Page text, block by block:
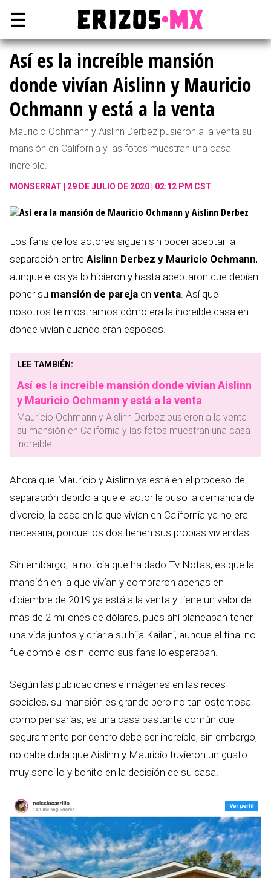
☰
Así es la increíble mansión
donde vivían Aislinn y Mauricio
Ochmann y está a la venta
Mauricio Ochmann y Aislinn Derbez pusieron a la venta su
mansión en California y las fotos muestran una casa
increíble.
MONSERRAT 29 DE JULIO DE 2020 | 02:12 PM CST
Los fans de los actores siguen sin poder aceptar la
separación entre Aislinn Derbez y Mauricio Ochmann,
aunque ellos ya lo hicieron y hasta aceptaron que debían
poner su mansión de pareja en venta. Así que
nosotros te mostramos cómo era la increíble casa en
donde vivían cuando eran esposos.
LEE TAMBIÉN:
Así es la increíble mansión donde vivían Aislinn
y Mauricio Ochmann y está a la venta
Mauricio Ochmann y Aislinn Derbez pusieron a la venta
su mansión en California y las fotos muestran una casa
increíble.
Ahora que Mauricio y Aislinn ya está en el proceso de
separación debido a que el actor le puso la demanda de
divorcio, la casa en la que vivían en California ya no era
necesaria, porque los dos tienen sus propias viviendas.
Sin embargo, la noticia que ha dado Tv Notas, es que la
mansión en la que vivían y compraron apenas en
diciembre de 2019 ya está a la venta y tiene un valor de
más de 2 millones de dólares, pues ahí planeaban tener
una vida juntos y criar a su hija Kailani, aunque el final no
fue como ellos ni como sus fans lo esperaban.
Según las publicaciones e imágenes en las redes
sociales, su mansión es grande pero no tan ostentosa
como pensarías, es una casa bastante común que
seguramente por dentro debe ser increíble, sin embargo,
no cabe duda que Aislinn y Mauricio tuvieron un gusto
muy sencillo y bonito en la decisión de su casa.